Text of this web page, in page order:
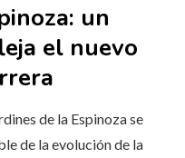
un
el nuevo
de la Espinoza se
de la evolución de la